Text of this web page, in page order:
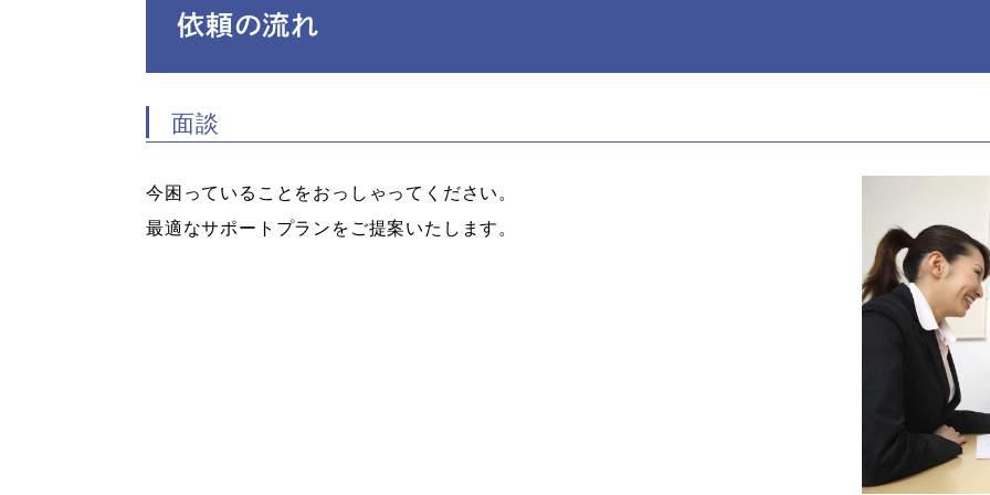
依頼の流れ
面談
今困っていることをおっしゃってください。
最適なサポートプランをご提案いたします。